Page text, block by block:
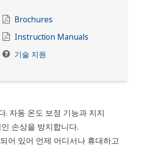
Brochures
Instruction Manuals
기술 지원
. 자동 온도 보정 기능과 지지
손상을 방지합니다.
어 있어 언제 어디서나 휴대하고